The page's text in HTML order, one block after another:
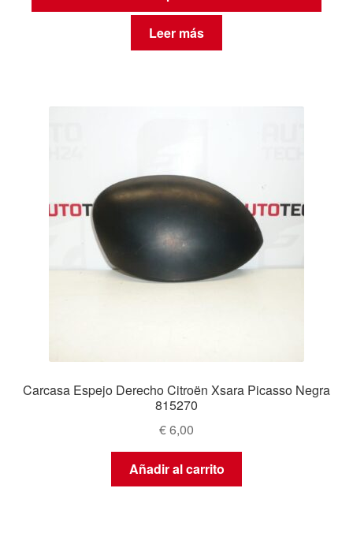
Leer más
Carcasa Espejo Derecho Citroën Xsara Picasso Negra
815270
€6,00
Añadir al carrito